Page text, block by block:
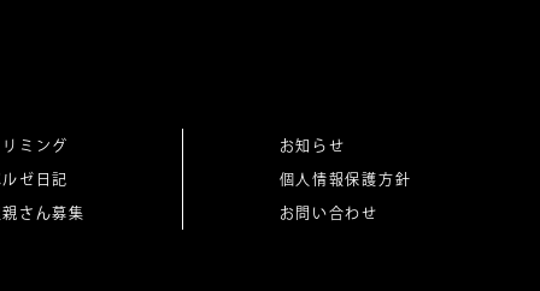
リミング
ルゼ日記
親さん募集
お知らせ
個人情報保護方針
お問い合わせ